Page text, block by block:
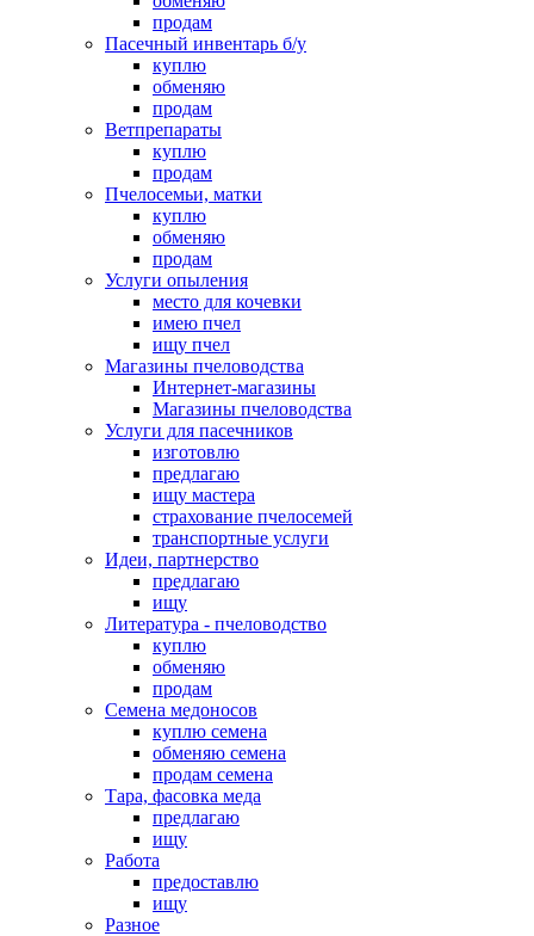
продам
Пасечный инвентарь б/у
куплю
обменяю
продам
Ветпрепараты
куплю
продам
Пчелосемьи, матки
куплю
обменяю
продам
Услуги опыления
место для кочевки
имею пчел
ищу пчел
Магазины пчеловодства
Интернет-магазины
Магазины пчеловодства
Услуги для пасечников
изготовлю
предлагаю
ищу мастера
страхование пчелосемей
транспортные услуги
Идеи, партнерство
предлагаю
ищу
Литература - пчеловодство
куплю
обменяю
продам
Семена медоносов
куплю семена
обменяю семена
продам семена
Тара, фасовка меда
предлагаю
ищу
Работа
предоставлю
ищу
Разное